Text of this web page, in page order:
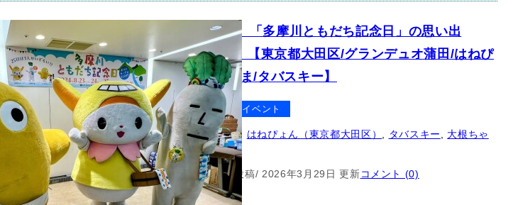
【ゆるキャラ】「多摩川ともだち記念日」の思い出
（2024年8月）【東京都大田区/グランデュオ蒲田/はねぴ
ょん/大根ちゃま/タバスキー】
キャラクター イベント
タグ：ゆるキャラ, はねぴょん（東京都大田区） タバスキー
大根ちゃ
ま
2025年6月30日 投稿/ 2026年3月29日 更新コメント (0)